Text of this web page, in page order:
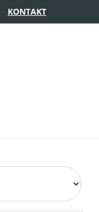
KONTAKT